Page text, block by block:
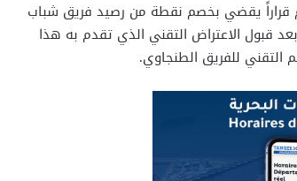
قراراً يقضي بخصم نقطة من رصيد فريق شباب
قبول الاعتراض التقني الذي تقدم به هذا
التقني للفريق الطنجاوي.